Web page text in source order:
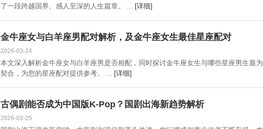
了一段跨越国界、感人至深的人生篇章。 ... [详细]
金牛座女与白羊座男配对解析，及金牛座女生最佳星座配对
2026-03-24
本文深入解析金牛座女与白羊座男是否相配，同时探讨金牛座女生与哪些星座男生最为
契合，为您的星座配对提供参考。 ... [详细]
古偶剧能否成为中国版K-Pop？国剧出海新趋势解析
2026-03-25